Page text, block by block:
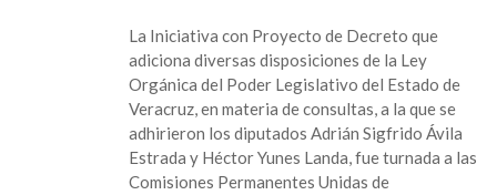
La Iniciativa con Proyecto de Decreto que
adiciona diversas disposiciones de la Ley
Orgánica del Poder Legislativo del Estado de
Veracruz, en materia de consultas, a la que se
adhirieron los diputados Adrián Sigfrido Ávila
Estrada y Héctor Yunes Landa, fue turnada a las
Comisiones Permanentes Unidas de